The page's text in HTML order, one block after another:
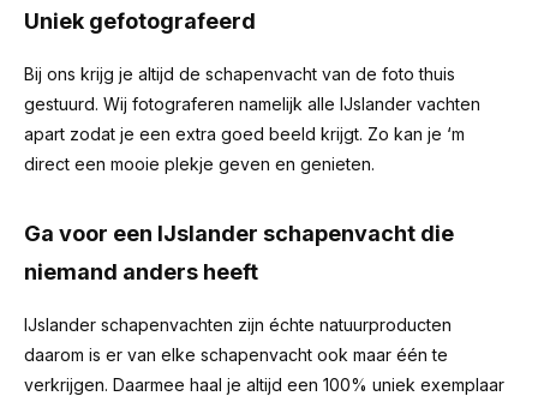
Uniek gefotografeerd
Bij ons krijg je altijd de schapenvacht van de foto thuis
gestuurd. Wij fotograferen namelijk alle IJslander vachten
apart zodat je een extra goed beeld krijgt. Zo kan je ‘m
direct een mooie plekje geven en genieten.
Ga voor een IJslander schapenvacht die
niemand anders heeft
IJslander schapenvachten zijn échte natuurproducten
daarom is er van elke schapenvacht ook maar één te
verkrijgen. Daarmee haal je altijd een 100% uniek exemplaar